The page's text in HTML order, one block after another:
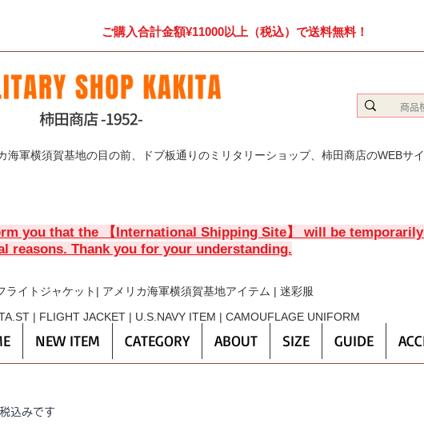
ご購入合計金額¥11000以上（税込）で送料無料！
海軍横須賀基地の目の前、ドブ板通りのミリタリーショップ、柿田商店のWEBサイ
you that the 【International Shipping Site】 will be
reasons. Thank you for your understanding.
ライト ジャケット| アメリカ海軍横須賀基地アイテム | 迷彩服
| FLIGHT JACKET | U.S.NAVY ITEM | CAMOUFLAGE UNIFORM
NEW ITEM CATEGORY ABOUT SIZE GUIDE
込みです